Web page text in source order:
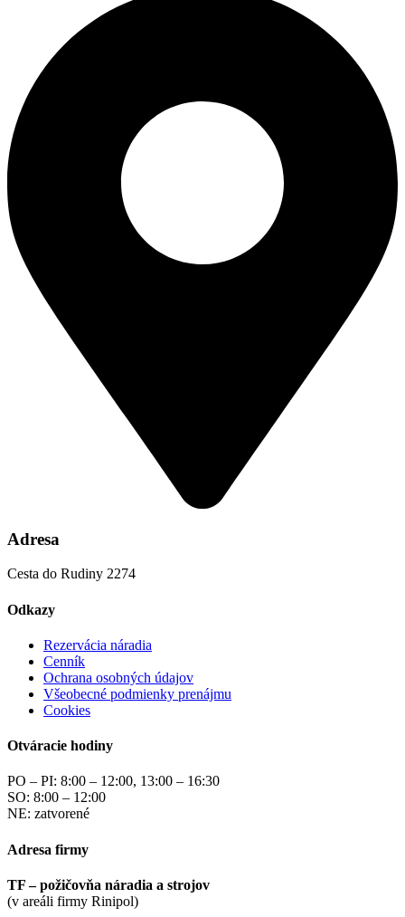
Adresa
Cesta do Rudiny 2274
Odkazy
Rezervácia náradia
Cenník
Ochrana osobných údajov
Všeobecné podmienky prenájmu
Cookies
Otváracie hodiny
PO – PI: 8:00 – 12:00, 13:00 – 16:30
SO: 8:00 – 12:00
NE: zatvorené
Adresa firmy
TF – požičovňa náradia a strojov
(v areáli firmy Rinipol)